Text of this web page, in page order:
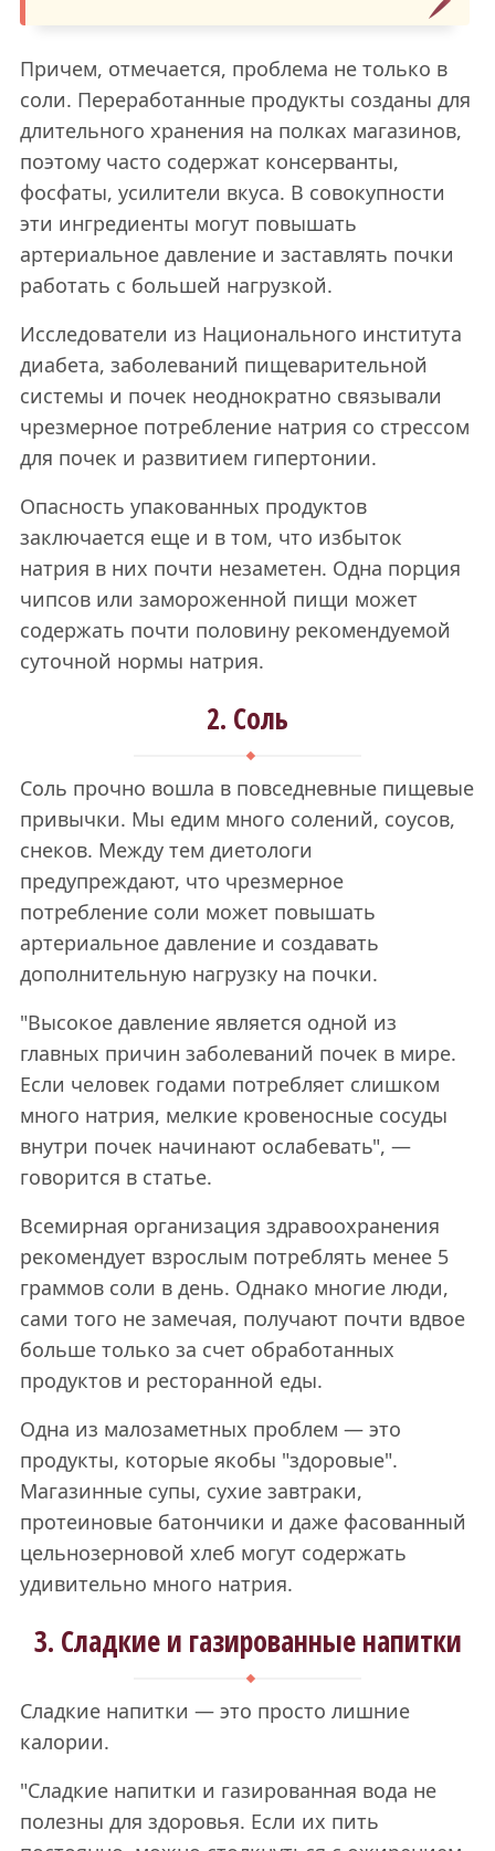
Причем, отмечается, проблема не только в
соли. Переработанные продукты созданы для
длительного хранения на полках магазинов,
поэтому часто содержат консерванты,
фосфаты, усилители вкуса. В совокупности
эти ингредиенты могут повышать
артериальное давление и заставлять почки
работать с большей нагрузкой.
Исследователи из Национального института
диабета, заболеваний пищеварительной
системы и почек неоднократно связывали
чрезмерное потребление натрия со стрессом
для почек и развитием гипертонии.
Опасность упакованных продуктов
заключается еще и в том, что избыток
натрия в них почти незаметен. Одна порция
чипсов или замороженной пищи может
содержать почти половину рекомендуемой
суточной нормы натрия.
2. Соль
Соль прочно вошла в повседневные пищевые
привычки. Мы едим много солений, соусов,
снеков. Между тем диетологи
предупреждают, что чрезмерное
потребление соли может повышать
артериальное давление и создавать
дополнительную нагрузку на почки.
"Высокое давление является одной из
главных причин заболеваний почек в мире.
Если человек годами потребляет слишком
много натрия, мелкие кровеносные сосуды
внутри почек начинают ослабевать", —
говорится в статье.
Всемирная организация здравоохранения
рекомендует взрослым потреблять менее 5
граммов соли в день. Однако многие люди,
сами того не замечая, получают почти вдвое
больше только за счет обработанных
продуктов и ресторанной еды.
Одна из малозаметных проблем — это
продукты, которые якобы "здоровые".
Магазинные супы, сухие завтраки,
протеиновые батончики и даже фасованный
цельнозерновой хлеб могут содержать
удивительно много натрия.
3. Сладкие и газированные напитки
Сладкие напитки — это просто лишние
калории.
"Сладкие напитки и газированная вода не
полезны для здоровья. Если их пить